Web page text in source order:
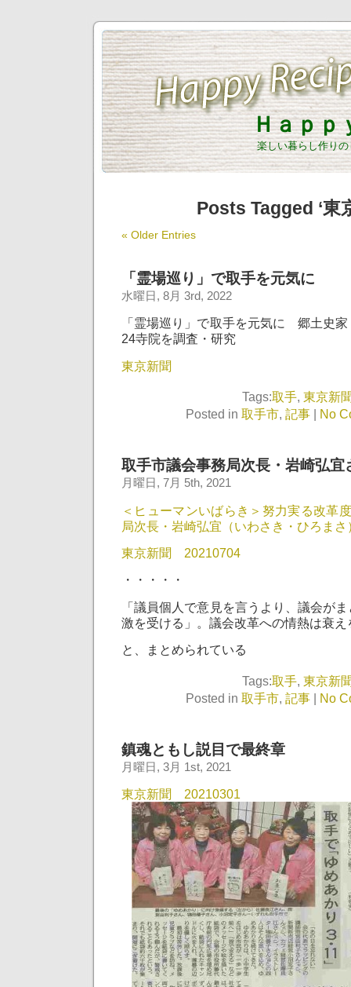
Ｈａｐ
楽しい暮らし作り
Posts Tagged ‘東
« Older Entries
「霊場巡り」で取手を元気に
水曜日, 8月 3rd, 2022
「霊場巡り」で取手を元気に 郷土史
24寺院を調査・研究
東京新聞
Tags:取手, 東京新
Posted in 取手市, 記事 | No
取手市議会事務局次長・岩崎弘宜
月曜日, 7月 5th, 2021
＜ヒューマンいばらき＞努力実る改
局次長・岩崎弘宜（いわさき・ひろまさ
東京新聞 20210704
・・・・・
「議員個人で意見を言うより、議会が
激を受ける」。議会改革への情熱は衰え
と、まとめられている
Tags:取手 東京新
Posted in 取手市 記事 | No
鎮魂ともし説目で最終章
月曜日, 3月 1st, 2021
東京新聞 20210301